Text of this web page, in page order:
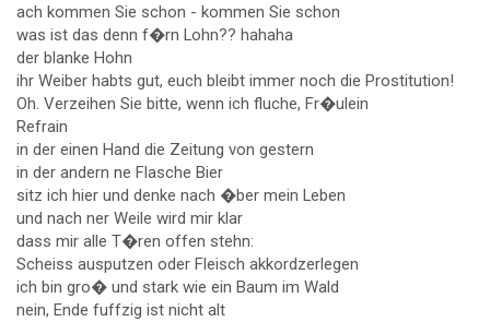
ach kommen Sie schon - kommen Sie schon
was ist das denn f�rn Lohn?? hahaha
der blanke Hohn
ihr Weiber habts gut, euch bleibt immer noch die Prostitution!
Oh. Verzeihen Sie bitte, wenn ich fluche, Fr�ulein
Refrain
in der einen Hand die Zeitung von gestern
in der andern ne Flasche Bier
sitz ich hier und denke nach �ber mein Leben
und nach ner Weile wird mir klar
dass mir alle T�ren offen stehn:
Scheiss ausputzen oder Fleisch akkordzerlegen
ich bin gro� und stark wie ein Baum im Wald
nein, Ende fuffzig ist nicht alt